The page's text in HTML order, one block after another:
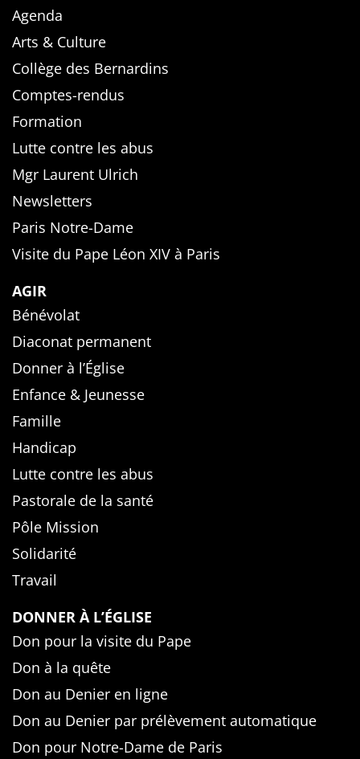
Agenda
Arts & Culture
Collège des Bernardins
Comptes-rendus
Formation
Lutte contre les abus
Mgr Laurent Ulrich
Newsletters
Paris Notre-Dame
Visite du Pape Léon XIV à Paris
AGIR
Bénévolat
Diaconat permanent
Donner à l’Église
Enfance & Jeunesse
Famille
Handicap
Lutte contre les abus
Pastorale de la santé
Pôle Mission
Solidarité
Travail
DONNER À L’ÉGLISE
Don pour la visite du Pape
Don à la quête
Don au Denier en ligne
Don au Denier par prélèvement automatique
Don pour Notre-Dame de Paris